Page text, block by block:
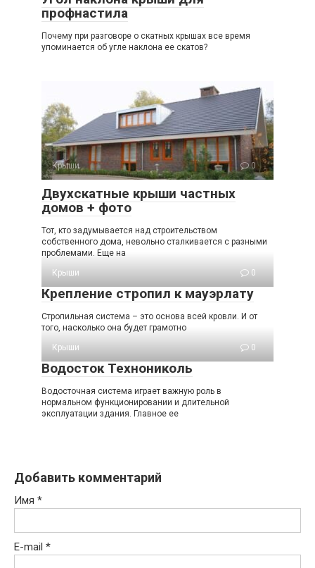
профнастила
Почему при разговоре о скатных крышах все время
упоминается об угле наклона ее скатов?
Крыши 0
Двухскатные крыши частных
домов + фото
Тот, кто задумывается над строительством
собственного дома, невольно сталкивается с разными
проблемами. Еще на
Крыши
0
Крепление стропил к мауэрлату
Стропильная система – это основа всей кровли. И от
того, насколько она будет грамотно
Крыши
0
Водосток Технониколь
Водосточная система играет важную роль в
нормальном функционировании и длительной
эксплуатации здания. Главное ее
Добавить комментарий
Имя *
E-mail *